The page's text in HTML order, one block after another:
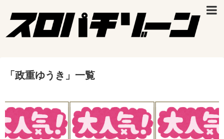
「 政重ゆうき 」 一覧